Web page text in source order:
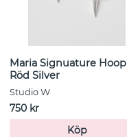
Maria Signuature Hoop
Röd Silver
Studio W
750 kr
Köp